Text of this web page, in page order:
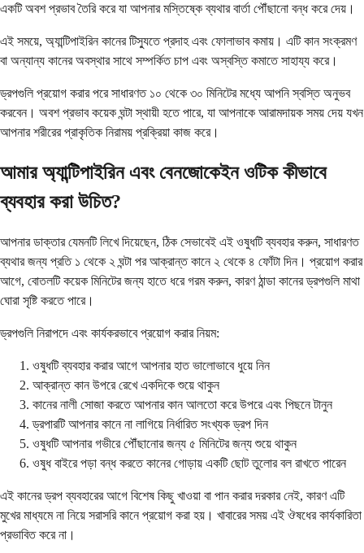
একটি অবশ প্রভাব তৈরি করে যা আপনার মস্তিষ্কে ব্যথার বার্তা পৌঁছানো বন্ধ করে দেয়।
এই সময়ে, অ্যান্টিপাইরিন কানের টিস্যুতে প্রদাহ এবং ফোলাভাব কমায়। এটি কান সংক্রমণ
বা অন্যান্য কানের অবস্থার সাথে সম্পর্কিত চাপ এবং অস্বস্তি কমাতে সাহায্য করে।
ড্রপগুলি প্রয়োগ করার পরে সাধারণত ১০ থেকে ৩০ মিনিটের মধ্যে আপনি স্বস্তি অনুভব
করবেন। অবশ প্রভাব কয়েক ঘন্টা স্থায়ী হতে পারে, যা আপনাকে আরামদায়ক সময় দেয় যখন
আপনার শরীরের প্রাকৃতিক নিরাময় প্রক্রিয়া কাজ করে।
আমার অ্যান্টিপাইরিন এবং বেনজোকেইন ওটিক কীভাবে
ব্যবহার করা উচিত?
আপনার ডাক্তার যেমনটি লিখে দিয়েছেন, ঠিক সেভাবেই এই ওষুধটি ব্যবহার করুন, সাধারণত
ব্যথার জন্য প্রতি ১ থেকে ২ ঘন্টা পর আক্রান্ত কানে ২ থেকে ৪ ফোঁটা দিন। প্রয়োগ করার
আগে, বোতলটি কয়েক মিনিটের জন্য হাতে ধরে গরম করুন, কারণ ঠান্ডা কানের ড্রপগুলি মাথা
ঘোরা সৃষ্টি করতে পারে।
ড্রপগুলি নিরাপদে এবং কার্যকরভাবে প্রয়োগ করার নিয়ম:
ওষুধটি ব্যবহার করার আগে আপনার হাত ভালোভাবে ধুয়ে নিন
আক্রান্ত কান উপরে রেখে একদিকে শুয়ে থাকুন
কানের নালী সোজা করতে আপনার কান আলতো করে উপরে এবং পিছনে টানুন
ড্রপারটি আপনার কানে না লাগিয়ে নির্ধারিত সংখ্যক ড্রপ দিন
ওষুধটি আপনার গভীরে পৌঁছানোর জন্য ৫ মিনিটের জন্য শুয়ে থাকুন
ওষুধ বাইরে পড়া বন্ধ করতে কানের গোড়ায় একটি ছোট তুলোর বল রাখতে পারেন
এই কানের ড্রপ ব্যবহারের আগে বিশেষ কিছু খাওয়া বা পান করার দরকার নেই, কারণ এটি
মুখের মাধ্যমে না নিয়ে সরাসরি কানে প্রয়োগ করা হয়। খাবারের সময় এই ঔষধের কার্যকারিতা
প্রভাবিত করে না।